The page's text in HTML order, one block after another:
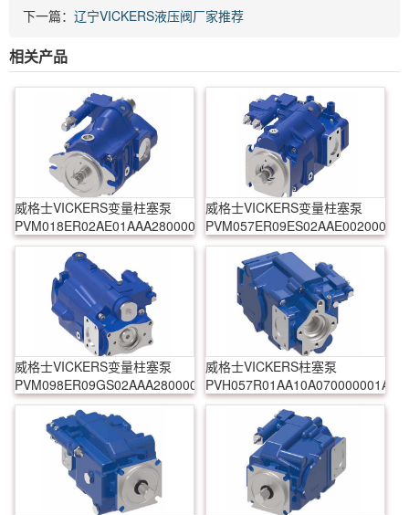
下一篇： 辽宁VICKERS液压阀厂家推荐
相关产品
威格士VICKERS变量柱塞泵
PVM018ER02AE01AAA28000000A0A
威格士VICKERS变量柱塞泵
威格士VICKERS变量柱塞泵
PVM098ER09GS02AAA28000001A0A
威格士VICKERS柱塞泵